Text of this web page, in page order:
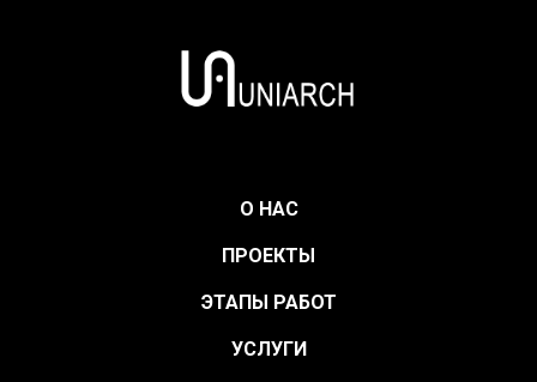
О НАС
ПРОЕКТЫ
ЭТАПЫ РАБОТ
УСЛУГИ